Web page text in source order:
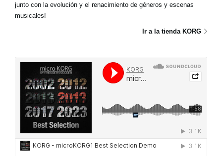
junto con la evolución y el renacimiento de géneros y escenas
musicales!
Ir a la tienda KORG